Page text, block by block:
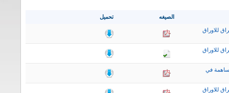
تحميل الصيغه
للاوراق
للاوراق
في
للاوراق